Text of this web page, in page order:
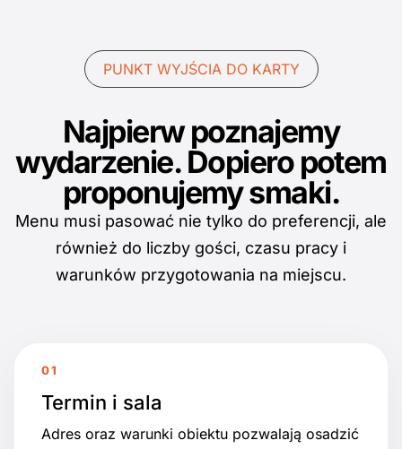
PUNKT WYJŚCIA DO KARTY
Najpierw poznajemy
wydarzenie. Dopiero potem
proponujemy smaki.
Menu musi pasować nie tylko do preferencji, ale
również do liczby gości, czasu pracy i
warunków przygotowania na miejscu.
Termin i sala
Adres oraz warunki obiektu pozwalają osadzić